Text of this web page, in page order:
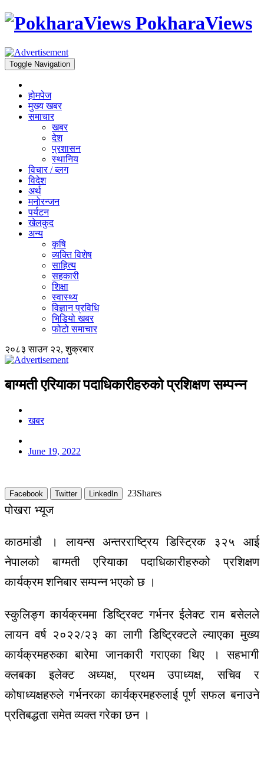
PokharaViews
Toggle Navigation
होमपेज
मुख्य खबर
समाचार
खबर
देश
प्रशासन
स्थानिय
विचार / ब्लग
विदेश
अर्थ
मनोरन्जन
पर्यटन
खेलकुद
अन्य
कृषि
व्यक्ति विशेष
साहित्य
सहकारी
शिक्षा
स्वास्थ्य
विज्ञान प्रविधि
भिडियो खबर
फोटो समाचार
२०८३ साउन २२, शुक्रबार
बाग्मती एरियाका पदाधिकारीहरुको प्रशिक्षण सम्पन्न
खबर
June 19, 2022
Facebook Twitter LinkedIn 23Shares
पोखरा भ्यूज
काठमांडौ । लायन्स अन्तरराष्ट्रिय डिस्ट्रिक ३२५
आई
नेपालको
बाग्मती एरियाका पदाधिकारीहरुको
प्रशिक्षण
कार्यक्रम शनिबार सम्पन्न भएको छ ।
स्कुलिङ्ग कार्यक्रममा डिष्ट्रिक्ट गर्भनर ईलेक्ट राम बसेलले
लायन वर्ष २०२२/२३ का लागी डिष्ट्रिक्टलेल्याएका मुख्य
कार्यक्रमहरुका बारेमा जानकारी गराएका थिए ।
सहभागी
क्लबका
इलेक्ट अध्यक्ष, प्रथमउपाध्यक्ष,सचिव
र
कोषाध्यक्षहरुले गर्भनरका कार्यक्रमहरुलाई पूर्ण सफल बनाउने
प्रतिबद्धता समेतव्यक्तगरेकाछन ।